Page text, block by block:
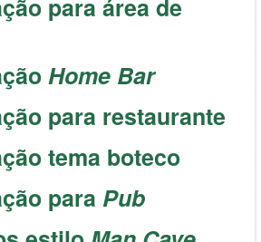
para área de
Home Bar
para restaurante
tema boteco
para Pub